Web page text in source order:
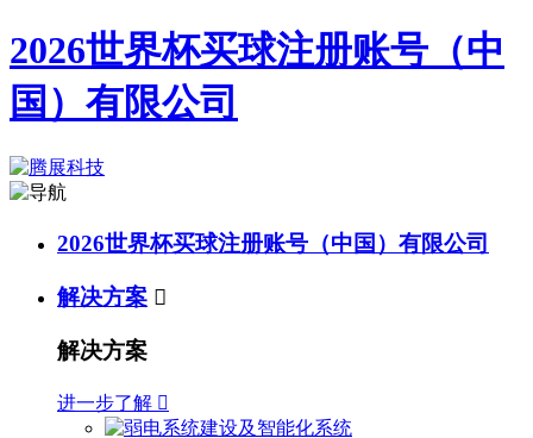
2026世界杯买球注册账号（中
国）有限公司
2026世界杯买球注册账号（中国）有限公司
解决方案 
解决方案
进一步了解 